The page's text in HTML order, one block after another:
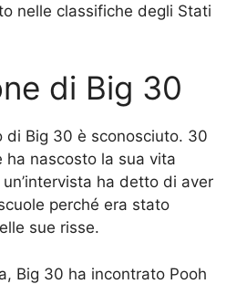
nelle classifiche degli Stati
di Big 30
di Big 30 è sconosciuto. 30
ha nascosto la sua vita
ha detto di aver
perché era stato
sue risse.
Big 30 ha incontrato Pooh